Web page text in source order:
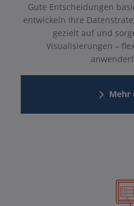
Gute Entscheidungen
entwickeln Ihre
gezielt auf und
Visualisierungen –
Mehr